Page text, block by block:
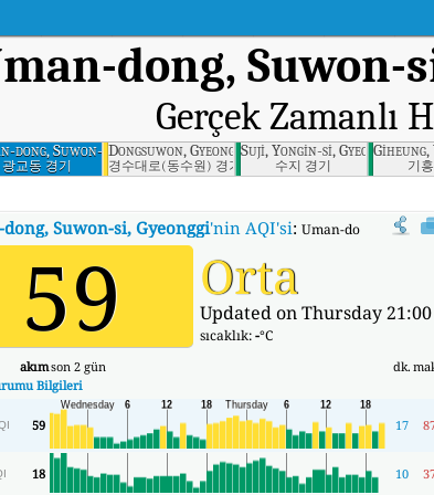
dong, Suwon-
Gerçek Zamanlı
dong, Suwon-
si, Gyeonggi
광교동 경기
Dongsuwon, Gyeonggi
경수대로(동수원) 경기
Suji, Yongin-si, Gyeonggi
수지 경기
Giheung,
기
Suwon-si, Gyeonggi'nin AQI'si: Uman-dong,
59 Orta
Updated on Thursday 21:00
sıcaklık:-°C
akımson 2 gün dk.
Bilgileri
59 17
18 10